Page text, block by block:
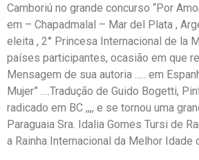
Camboriú no grande concurso “Por
em – Chapadmalal – Mar del Plata ,
eleita , 2° Princesa Internacional de la
países participantes, ocasião em que
Mensagem de sua autoria ….. em
Mujer” ….Tradução de Guido Bogetti,
radicado em BC ,,,, e se tornou uma
Paraguaia Sra. Idalia Gomes Tursi de
a Rainha Internacional da Melhor Idade